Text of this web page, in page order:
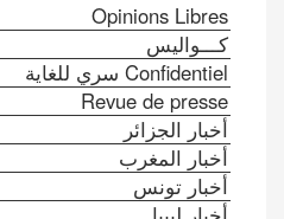
Opinions Libres
كـــواليس
Confidentiel سري للغاية
Revue de presse
أخبار الجزائر
أخبار المغرب
أخبار تونس